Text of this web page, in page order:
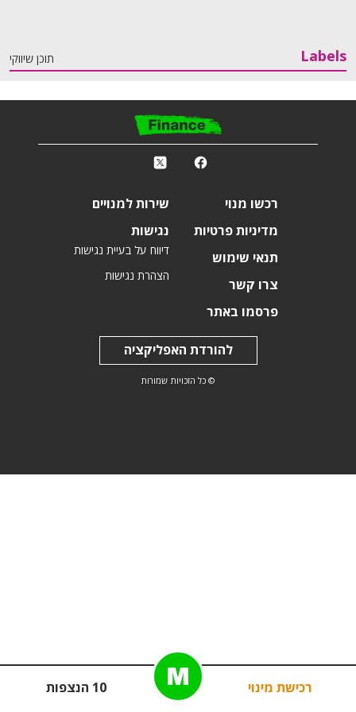
רכישת מינוי 10 הנצפות
Labels תוכן שיווקי
רכשו מנוי
מדיניות פרטיות
תנאי שימוש
צרו קשר
פרסמו באתר
שירות למנויים
נגישות
דיווח על בעיית נגישות
הצהרת נגישות
להורדת האפליקציה
© כל הזכויות שמורות